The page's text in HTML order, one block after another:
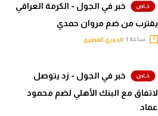
خبر في الجول - الكرمة العراقي
يقترب من ضم مروان حمدي
ساعة | الدوري المصري
خبر في الجول - زد يتوصل
لاتفاق مع البنك الأهلي لضم محمود
عماد